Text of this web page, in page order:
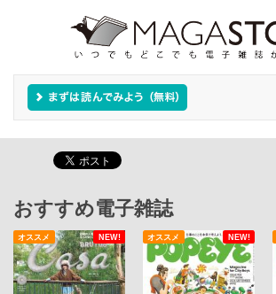
おすすめ電子雑誌
NEW!
オススメ NEW!
オススメ